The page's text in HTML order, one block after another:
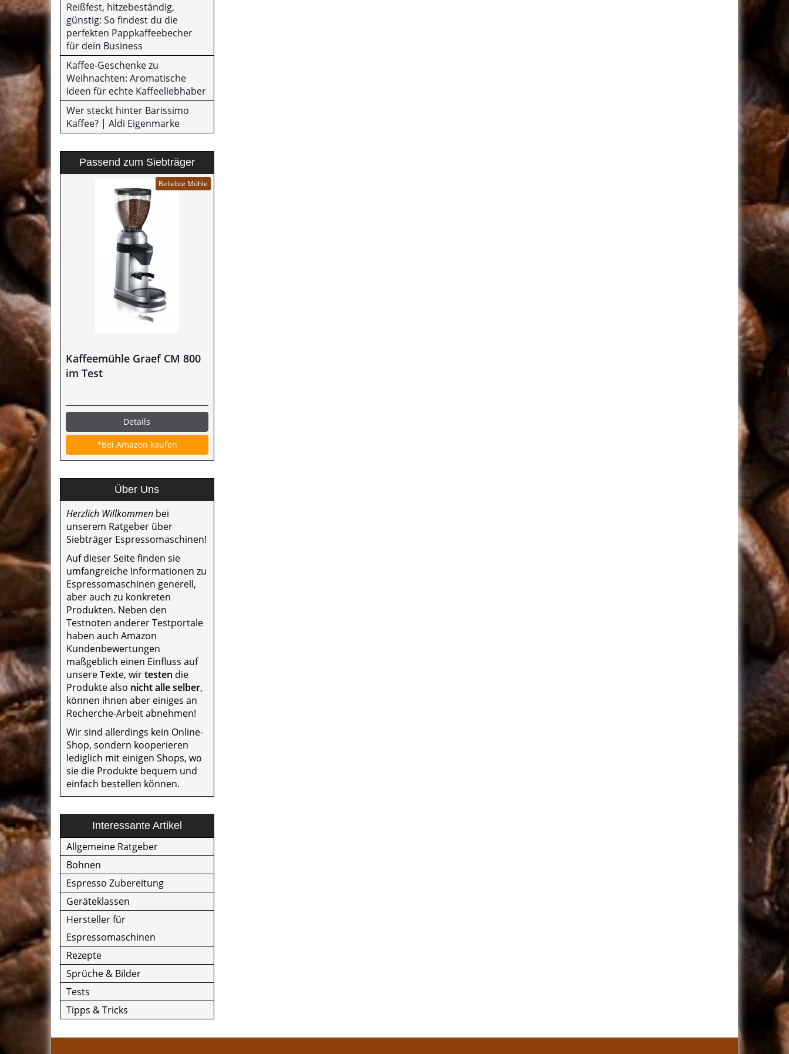
Reißfest, hitzebeständig,
günstig: So findest du die
perfekten Pappkaffeebecher
für dein Business
Kaffee-Geschenke zu
Weihnachten: Aromatische
Ideen für echte Kaffeeliebhaber
Wer steckt hinter Barissimo
Kaffee? | Aldi Eigenmarke
Passend zum Siebträger
Beliebte Mühle
Kaffeemühle Graef CM 800
im Test
Details
*Bei Amazon kaufen
Über Uns
Herzlich Willkommen bei
unserem Ratgeber über
Siebträger Espressomaschinen!
Auf dieser Seite finden sie
umfangreiche Informationen zu
Espressomaschinen generell,
aber auch zu konkreten
Produkten. Neben den
Testnoten anderer Testportale
haben auch Amazon
Kundenbewertungen
maßgeblich einen Einfluss auf
unsere Texte, wirtesten die
Produkte also nicht alle selber,
können ihnen aber einiges an
Recherche-Arbeit abnehmen!
Wir sind allerdings kein Online-
Shop, sondern kooperieren
lediglich mit einigen Shops, wo
sie die Produkte bequem und
einfach bestellen können.
Interessante Artikel
Allgemeine Ratgeber
Bohnen
Espresso Zubereitung
Geräteklassen
Hersteller für
Espressomaschinen
Rezepte
Sprüche & Bilder
Tests
Tipps & Tricks